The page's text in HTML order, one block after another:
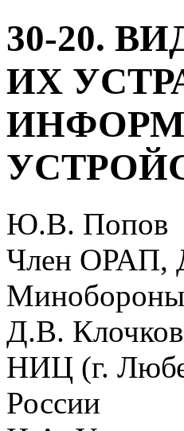
30-20.
ИХ
Ю.В. Попов
Член
Д.В. Клочков
НИЦ (г.
России